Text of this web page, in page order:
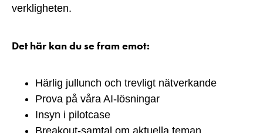
verkligheten.
Det här kan du se fram emot:
Härlig jullunch och trevligt nätverkande
Prova på våra AI-lösningar
Insyn i pilotcase
Breakout-samtal om aktuella teman